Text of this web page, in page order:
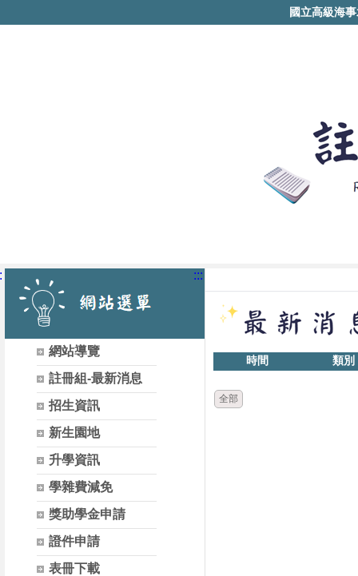
國立高級海
網站導覽
註冊組-最新消息
招生資訊
新生園地
升學資訊
學雜費減免
獎助學金申請
證件申請
表冊下載
:::
時間 類別
全部